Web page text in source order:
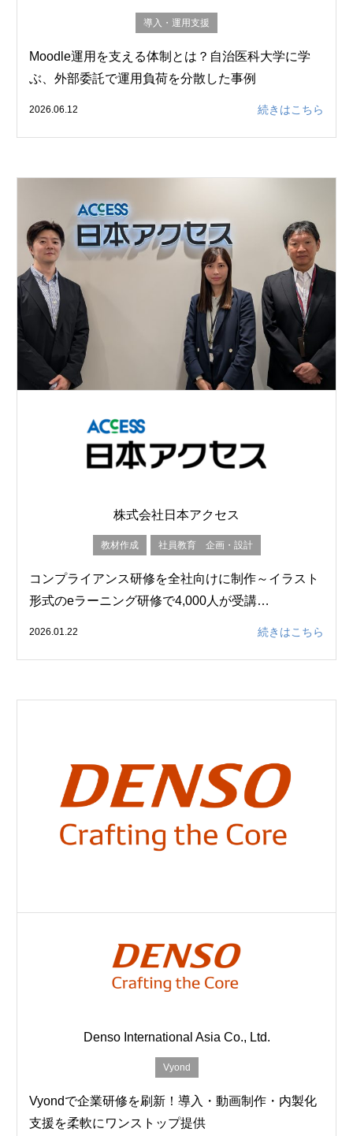
導入・運用支援
Moodle運用を支える体制とは？自治医科大学に学
ぶ、外部委託で運用負荷を分散した事例
2026.06.12 続きはこちら
株式会社日本アクセス
教材作成 社員教育 企画・設計
コンプライアンス研修を全社向けに制作～イラスト
形式のeラーニング研修で4,000人が受講…
2026.01.22 続きはこちら
Denso International Asia Co., Ltd.
Vyond
Vyondで企業研修を刷新！導入・動画制作・内製化
支援を柔軟にワンストップ提供